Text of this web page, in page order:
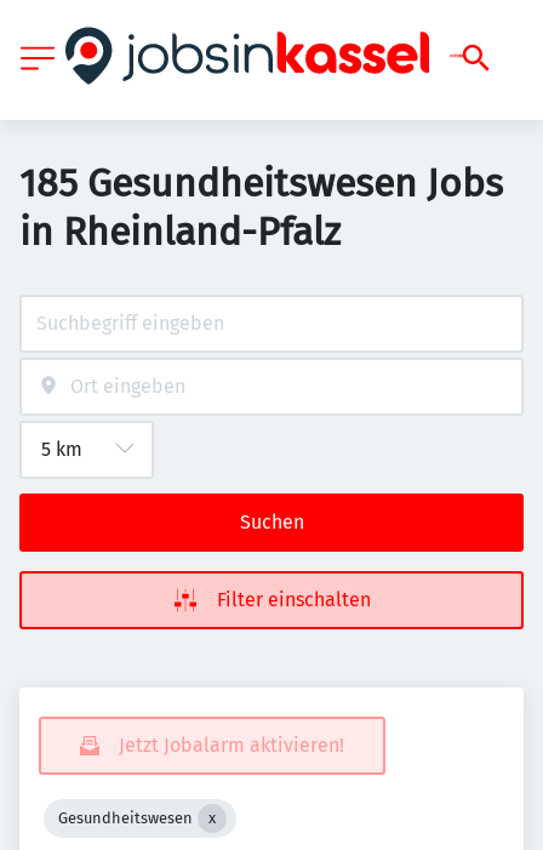
185 Gesundheitswesen Jobs
in Rheinland-Pfalz
Suchen
Filter einschalten
Jetzt Jobalarm aktivieren!
Gesundheitswesen